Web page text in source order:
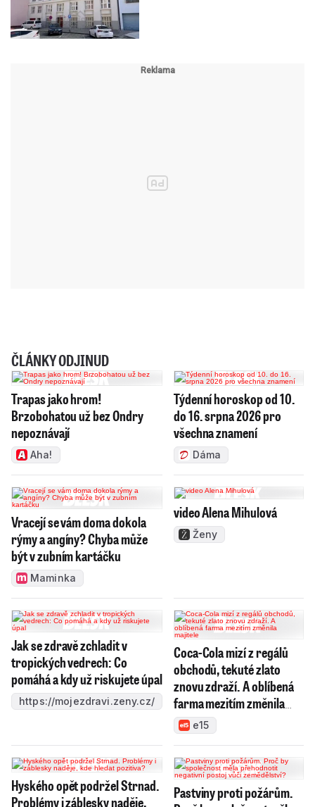
ČLÁNKY ODJINUD
Trapas jako hrom!
Brzobohatou už bez Ondry
nepoznávají
Aha!
Týdenní horoskop od 10.
do 16. srpna 2026 pro
všechna znamení
Dáma
Vracejí se vám doma dokola
rýmy a angíny? Chyba může
být v zubním kartáčku
Maminka
video Alena Mihulová
Ženy
Jak se zdravě zchladit v
tropických vedrech: Co
pomáhá a kdy už riskujete úpal
https://mojezdravi.zeny.cz/
Coca-Cola mizí z regálů
obchodů, tekuté zlato
znovu zdraží. A oblíbená
farma mezitím změnila
majitele
e15
Hyského opět podržel Strnad.
Problémy i záblesky naděje,
Pastviny proti požárům.